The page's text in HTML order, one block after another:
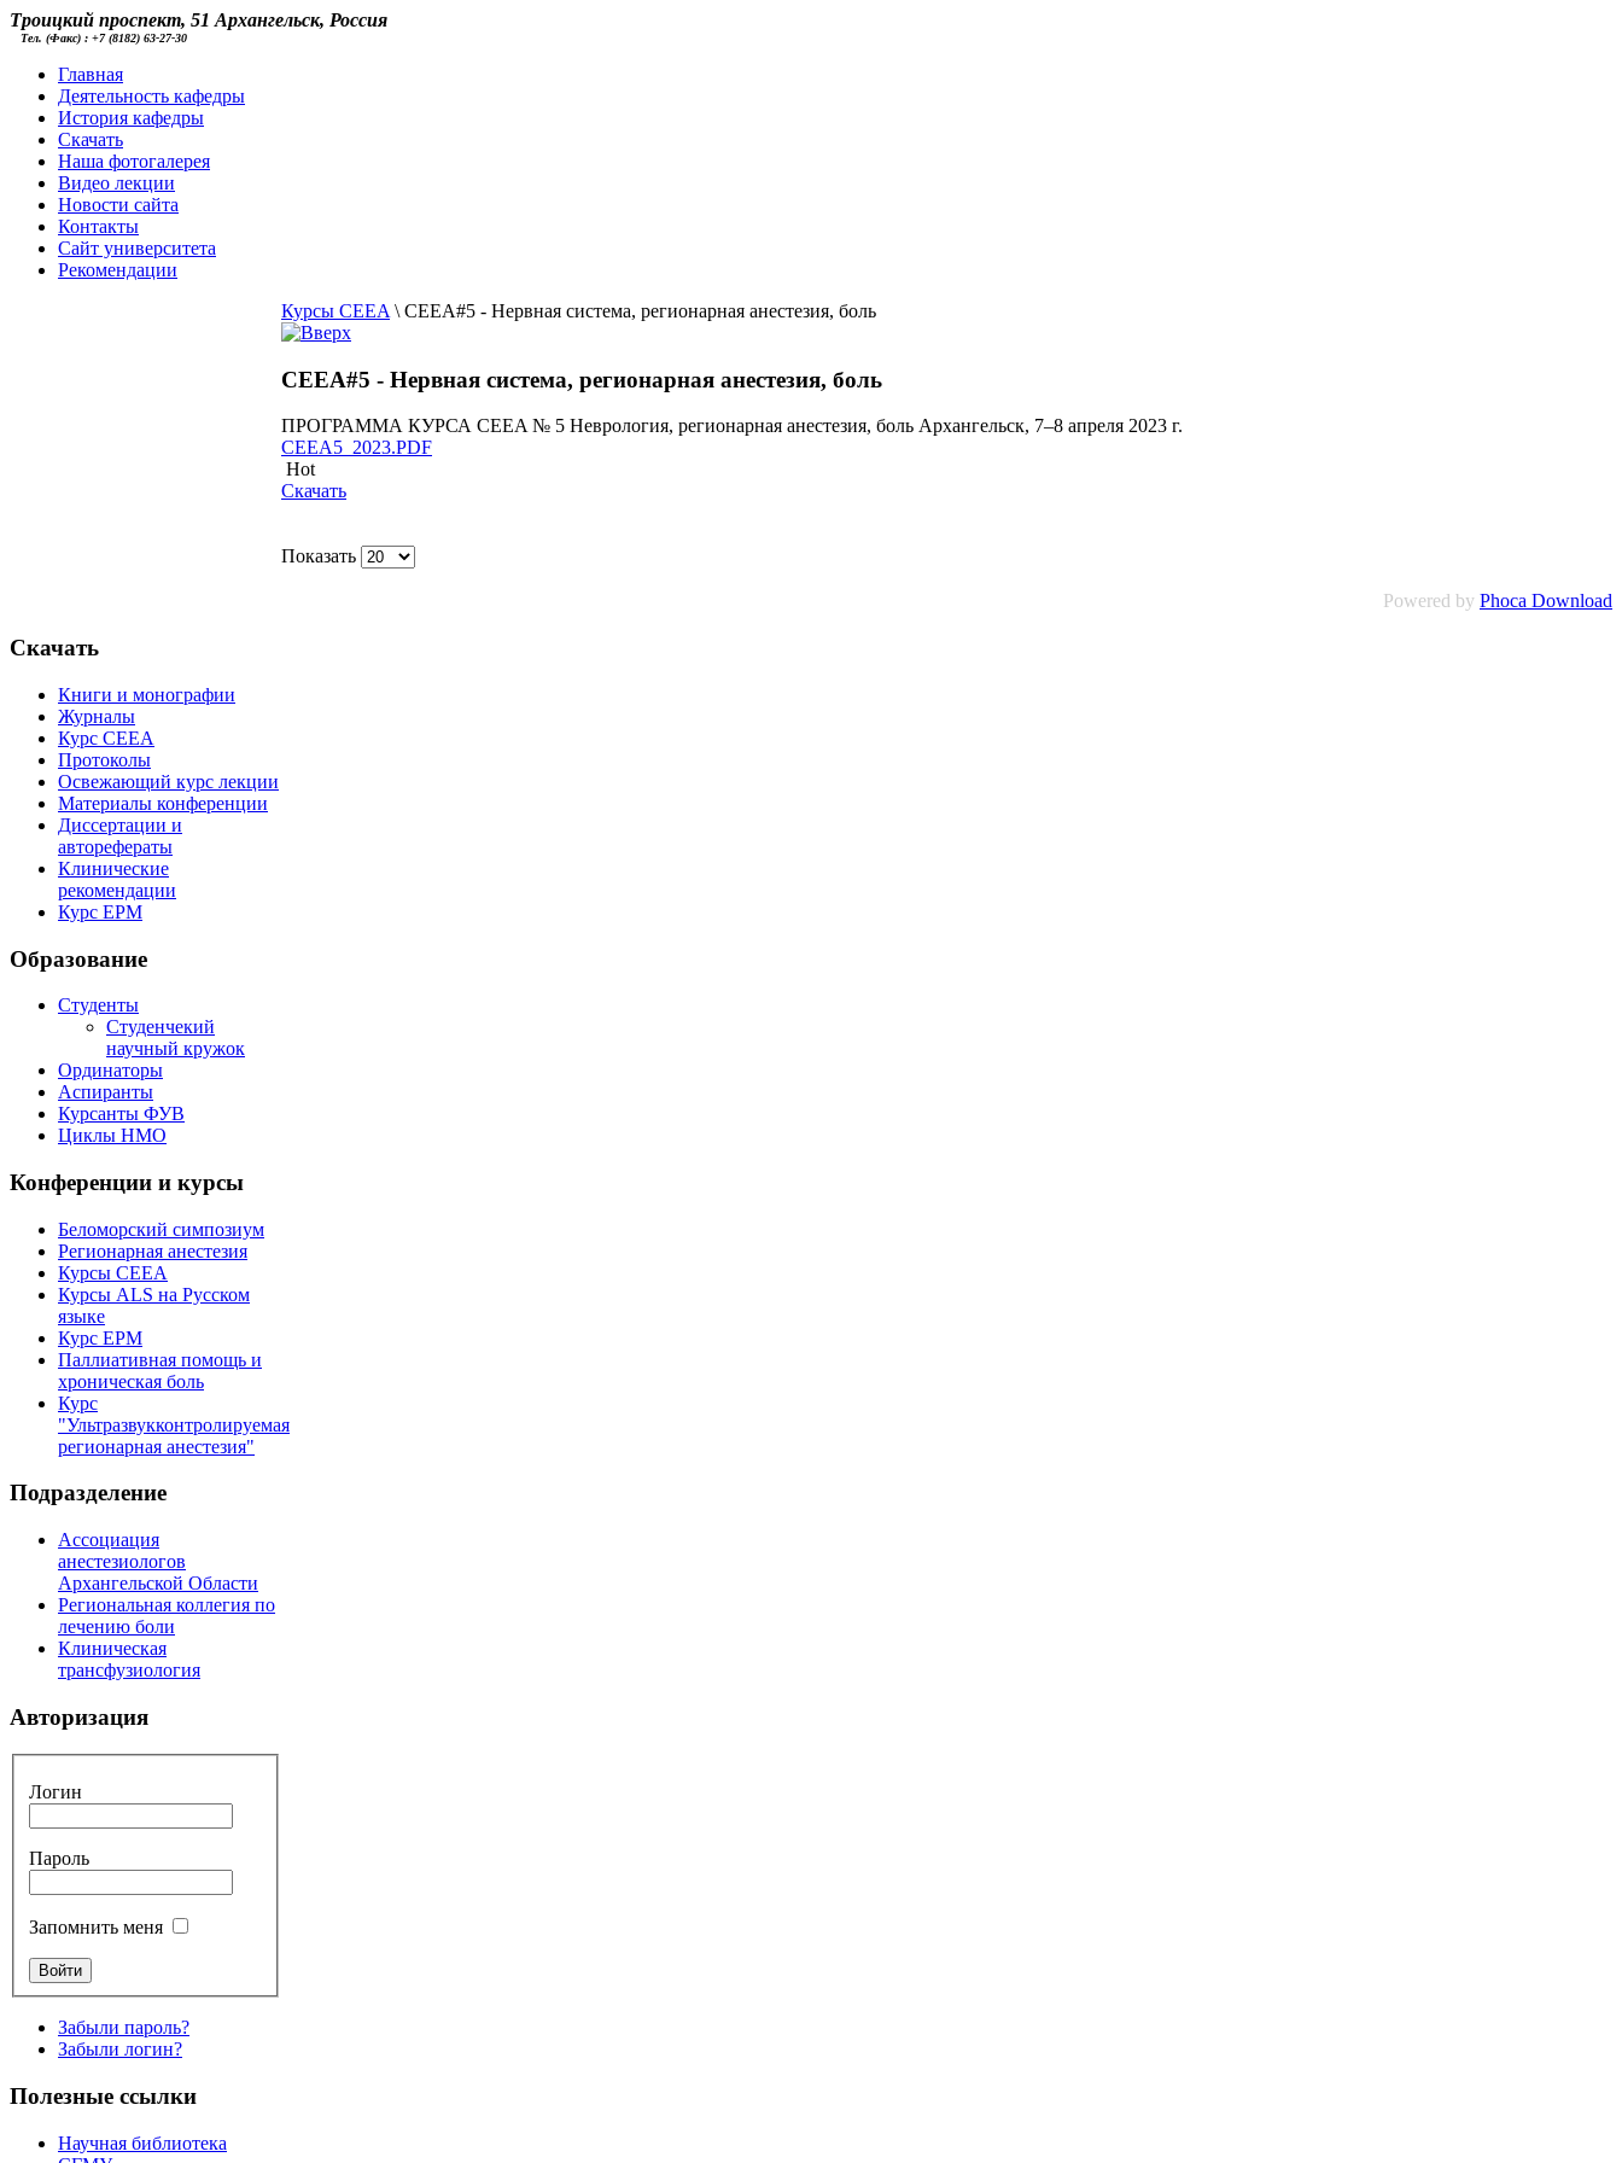
Троицкий проспект, 51 Архангельск, Россия
Тел. (Факс) : +7 (8182) 63-27-30
Главная
Деятельность кафедры
История кафедры
Скачать
Наша фотогалерея
Видео лекции
Новости сайта
Контакты
Cайт университета
Рекомендации
Курсы CEEA \ CEEA#5 - Нервная система, регионарная анестезия, боль
CEEA#5 - Нервная система, регионарная анестезия, боль
ПРОГРАММА КУРСА СEEA № 5 Неврология, регионарная анестезия, боль Архангельск, 7–8 апреля 2023 г.
CEEA5_2023.PDF
Hot
Скачать
Показать
Powered by Phoca Download
Скачать
Книги и монографии
Журналы
Курс СЕЕА
Протоколы
Освежающий курс лекции
Материалы конференции
Диссертации и
авторефераты
Клинические
рекомендации
Курс EPM
Образование
Студенты
Студенчекий
научный кружок
Ординаторы
Аспиранты
Курсанты ФУВ
Циклы НМО
Конференции и курсы
Беломорский симпозиум
Регионарная анестезия
Курсы CEEA
Курсы ALS на Русском
языке
Курс EPM
Паллиативная помощь и
хроническая боль
Курс
"Ультразвукконтролируемая
регионарная анестезия"
Подразделение
Ассоциация
анестезиологов
Архангельской Области
Региональная коллегия по
лечению боли
Клиническая
трансфузиология
Авторизация
Логин
Пароль
Запомнить меня
Забыли пароль?
Забыли логин?
Полезные ссылки
Научная библиотека